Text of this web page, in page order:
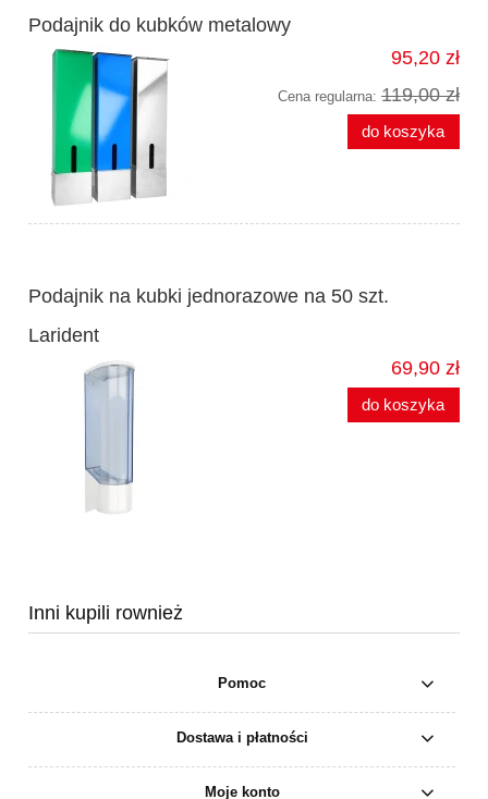
Podajnik do kubków metalowy
95,20 zł
Cena regularna: 119,00 zł
do koszyka
Podajnik na kubki jednorazowe na 50 szt.
Larident
69,90 zł
do koszyka
Inni kupili rownież
Pomoc
Dostawa i płatności
Moje konto